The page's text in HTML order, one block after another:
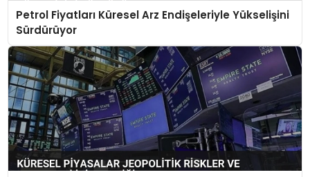
Petrol Fiyatları Küresel Arz Endişeleriyle Yükselişini
Sürdürüyor